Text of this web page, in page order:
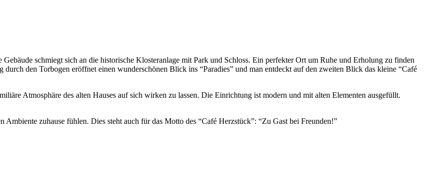
schmiegt sich an die historische Klosteranlage mit Park und Schloss. Ein perfekter Ort um Ruhe und Erholung zu finden
den Torbogen eröffnet einen wunderschönen Blick ins “Paradies” und man entdeckt auf den zweiten Blick das kleine “Café
Atmosphäre des alten Hauses auf sich wirken zu lassen. Die Einrichtung ist modern und mit alten Elementen ausgefüllt.
zuhause fühlen. Dies steht auch für das Motto des “Café Herzstück”: “Zu Gast bei Freunden!”